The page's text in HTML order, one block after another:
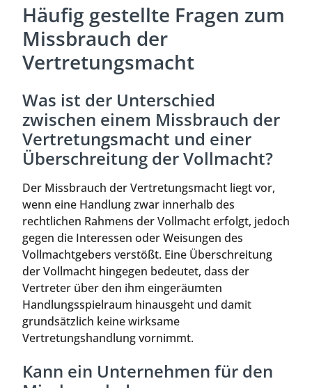
Häufig gestellte Fragen zum
Missbrauch der
Vertretungsmacht
Was ist der Unterschied
zwischen einem Missbrauch der
Vertretungsmacht und einer
Überschreitung der Vollmacht?
Der Missbrauch der Vertretungsmacht liegt vor,
wenn eine Handlung zwar innerhalb des
rechtlichen Rahmens der Vollmacht erfolgt, jedoch
gegen die Interessen oder Weisungen des
Vollmachtgebers verstößt. Eine Überschreitung
der Vollmacht hingegen bedeutet, dass der
Vertreter über den ihm eingeräumten
Handlungsspielraum hinausgeht und damit
grundsätzlich keine wirksame
Vertretungshandlung vornimmt.
Kann ein Unternehmen für den